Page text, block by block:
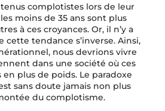
complotistes lors de leur
moins de 35 ans sont plus
à ces croyances. Or, il n’y a
cette tendance s’inverse. Ainsi,
nous devrions vivre
dans une société où ces
plus de poids. Le paradoxe
sans doute jamais non plus
du complotisme.